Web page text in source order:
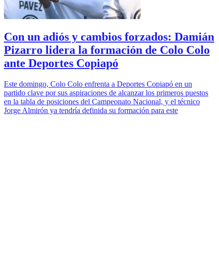
Con un adiós y cambios forzados: Damián
Pizarro lidera la formación de Colo Colo
ante Deportes Copiapó
Este domingo, Colo Colo enfrenta a Deportes Copiapó en un
partido clave por sus aspiraciones de alcanzar los primeros puestos
en la tabla de posiciones del Campeonato Nacional, y el técnico
Jorge Almirón ya tendría definida su formación para este